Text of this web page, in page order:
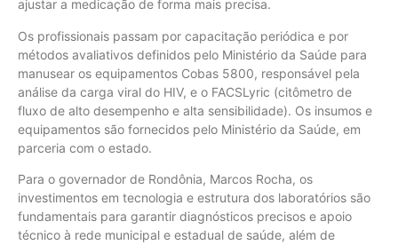
ajustar a medicação de forma mais precisa.
Os profissionais passam por capacitação periódica e por
métodos avaliativos definidos pelo Ministério da Saúde para
manusear os equipamentos Cobas 5800, responsável pela
análise da carga viral do HIV, e o FACSLyric (citômetro de
fluxo de alto desempenho e alta sensibilidade). Os insumos e
equipamentos são fornecidos pelo Ministério da Saúde, em
parceria com o estado.
Para o governador de Rondônia, Marcos Rocha, os
investimentos em tecnologia e estrutura dos laboratórios são
fundamentais para garantir diagnósticos precisos e apoio
técnico à rede municipal e estadual de saúde, além de